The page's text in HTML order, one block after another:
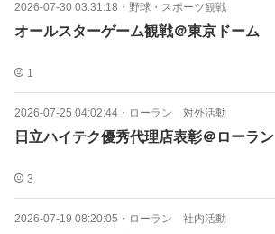
2026-07-30 03:31:18 ・ 野球・スポーツ観戦
オールスターゲーム観戦＠東京ドーム
1
2026-07-25 04:02:44 ・ ローラン 対外活動
日立ハイテク優秀代理店表彰＠ローラン
3
2026-07-19 08:20:05 ・ ローラン 社内活動